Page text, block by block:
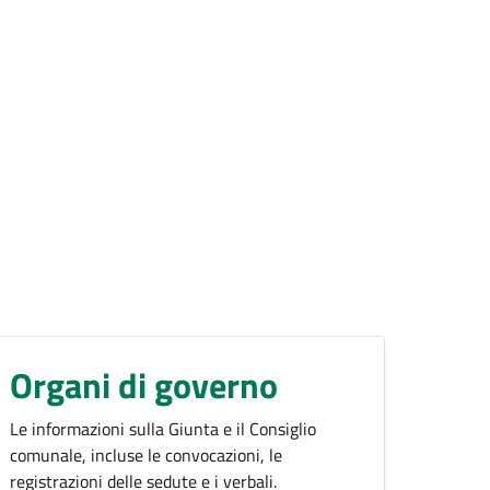
Organi di governo
Le informazioni sulla Giunta e il Consiglio
comunale, incluse le convocazioni, le
registrazioni delle sedute e i verbali.